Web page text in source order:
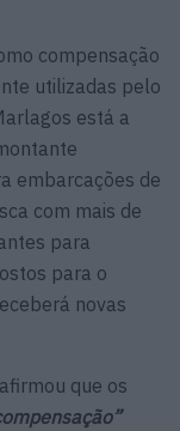
compensação
utilizadas pelo
está a
embarcações de
com mais de
para
para o
novas
que os